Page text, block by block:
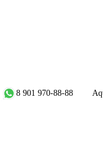
8 901 970-88-88